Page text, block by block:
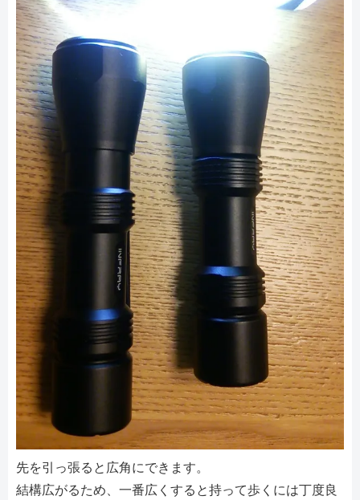
先を引っ張ると広角にできます。
結構広がるため、一番広くすると持って歩くには丁度良